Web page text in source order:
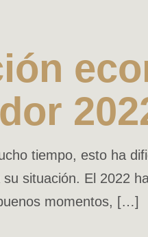
tiempo, esto ha
situación. El 2022
momentos, […]